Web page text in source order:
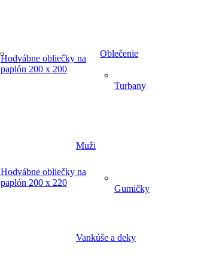
Oblečenie
Muži
Vankúše a deky
Hodvábne obliečky na
paplón 200 x 200
Hodvábne obliečky na
paplón 200 x 220
Turbany
Gumičky